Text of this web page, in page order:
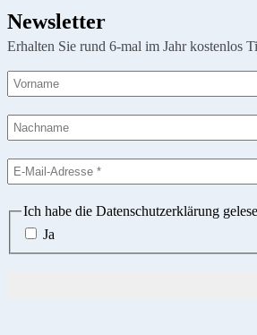
Newsletter
Erhalten Sie rund 6-mal im Jahr kostenlos
Ich habe die Datenschutzerklärung
Ja